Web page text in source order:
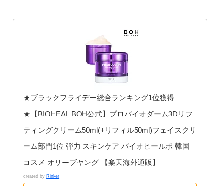
★ブラックフライデー総合ランキング1位獲得
★【BIOHEAL BOH公式】プロバイオダーム3Dリフ
ティングクリーム50ml(+リフィル50ml)フェイスクリ
ーム部門1位 弾力 スキンケア バイオヒールボ 韓国
コスメ オリーブヤング 【楽天海外通販】
created by Rinker